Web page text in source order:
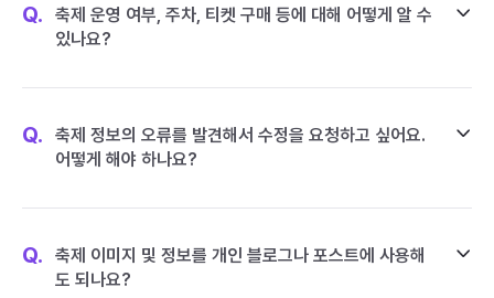
Q.
축제 운영 여부, 주차, 티켓 구매 등에 대해 어떻게 알 수
있나요?
Q.
축제 정보의 오류를 발견해서 수정을 요청하고 싶어요.
어떻게 해야 하나요?
Q.
축제 이미지 및 정보를 개인 블로그나 포스트에 사용해
도 되나요?